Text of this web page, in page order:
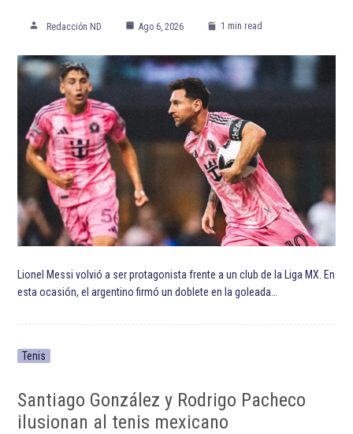
Redacción ND Ago 6, 2026 1 min read
Lionel Messi volvió a ser protagonista frente a un club de la Liga MX. En
esta ocasión, el argentino firmó un doblete en la goleada…
Tenis
Santiago González y Rodrigo Pacheco
ilusionan al tenis mexicano